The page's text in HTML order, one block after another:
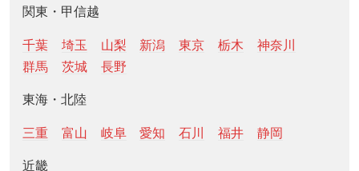
関東・甲信越
千葉 埼玉 山梨 新潟 東京 栃木
神奈川
群馬
茨城 長野
東海・北陸
三重 富山 岐阜 愛知 石川 福井 静岡
近畿